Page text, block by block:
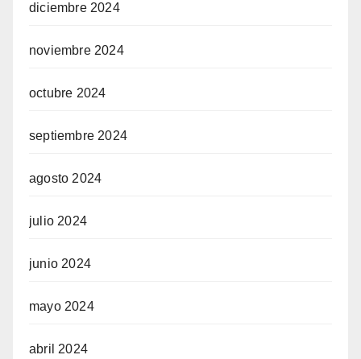
diciembre 2024
noviembre 2024
octubre 2024
septiembre 2024
agosto 2024
julio 2024
junio 2024
mayo 2024
abril 2024